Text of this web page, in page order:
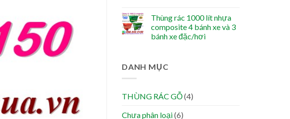
Thùng rác 1000 lít nhựa
composite 4 bánh xe và 3
bánh xe đặc/hơi
DANH MỤC
THÙNG RÁC GỖ(4)
Chưa phân loại(6)